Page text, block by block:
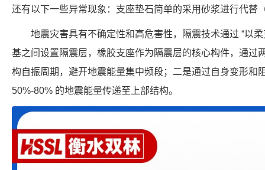
还有以下一些异常现象：支座垫石简单的采用砂浆进行代替
地震灾害具有不确定性和高危害性，隔震技术通过 “以
基之间设置隔震层，橡胶支座作为隔震层的核心构件，通过
构自振周期，避开地震能量集中频段；二是通过自身变形和
50%-80% 的地震能量传递至上部结构。